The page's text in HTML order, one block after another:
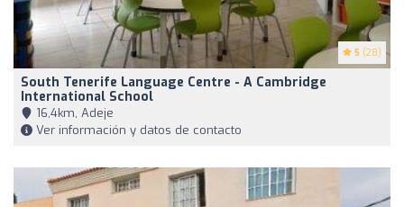
5 (28)
South Tenerife Language Centre - A Cambridge
International School
16,4km, Adeje
Ver información y datos de contacto